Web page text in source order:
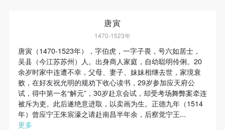
唐寅
1470-1523年
唐寅（1470-1523年），字伯虎，一字子畏，号六如居士，
吴县（今江苏苏州）人。出身商人家庭，自幼聪明伶俐。20
余岁时家中连遭不幸，父母、妻子、妹妹相继去世，家境衰
败，在好友祝允明的规劝下收心读书，29岁参加应天府公
试，得中第一名“解元”，30岁赴京会试，却受考场舞弊案牵连
被斥为吏。此后遂绝意进取，以卖画为生。正德九年（1514
年）曾应宁王朱宸濠之请赴南昌半年余，后察觉宁王...
更多
快捷登录 帐号密码登录
手机号码
发送验证码